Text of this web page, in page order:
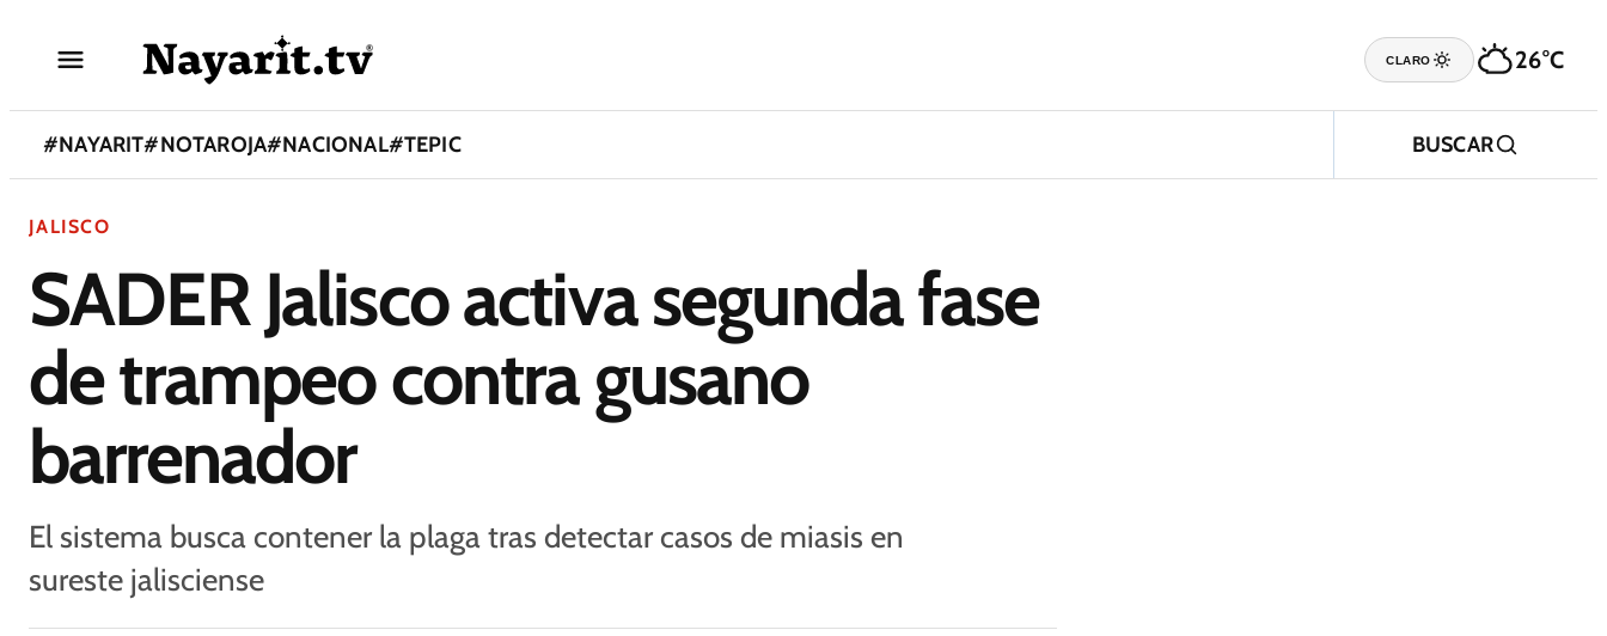
CLARO 26°C
#NAYARIT#NOTAROJA#NACIONAL#TEPIC BUSCAR
JALISCO
SADER Jalisco activa segunda fase
de trampeo contra gusano
barrenador
El sistema busca contener la plaga tras detectar casos de miasis en
sureste jalisciense